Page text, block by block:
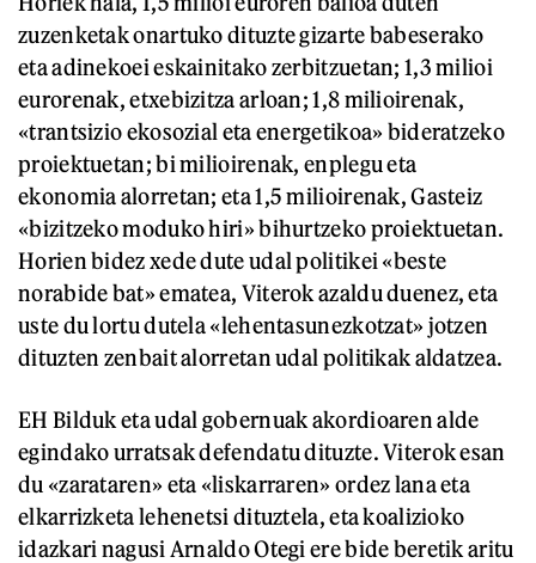
zuzenketak onartuko dituzte gizarte babeserako
eta adinekoei eskainitako zerbitzuetan; 1,3 milioi
eurorenak, etxebizitza arloan; 1,8 milioirenak,
«trantsizio ekosozial eta energetikoa» bideratzeko
proiektuetan; bi milioirenak, enplegu eta
ekonomia alorretan; eta 1,5 milioirenak, Gasteiz
«bizitzeko moduko hiri» bihurtzeko proiektuetan.
Horien bidez xede dute udal politikei «beste
norabide bat» ematea, Viterok azaldu duenez, eta
uste du lortu dutela «lehentasunezkotzat» jotzen
dituzten zenbait alorretan udal politikak aldatzea.
EH Bilduk eta udal gobernuak akordioaren alde
egindako urratsak defendatu dituzte. Viterok esan
du «zarataren» eta «liskarraren» ordez lana eta
elkarrizketa lehenetsi dituztela, eta koalizioko
idazkari nagusi Arnaldo Otegi ere bide beretik aritu